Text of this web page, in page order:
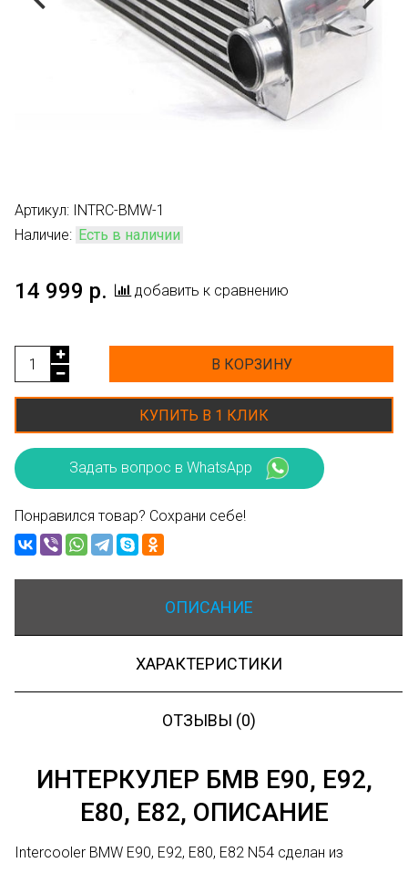
Артикул: INTRC-BMW-1
Наличие: Есть в наличии
14 999 р. добавить к сравнению
В КОРЗИНУ
КУПИТЬ В 1 КЛИК
Задать вопрос в WhatsApp
Понравился товар? Сохрани себе!
ОПИСАНИЕ
ХАРАКТЕРИСТИКИ
ОТЗЫВЫ (0)
ИНТЕРКУЛЕР БМВ Е90, Е92,
Е80, Е82, ОПИСАНИЕ
Intercooler BMW E90, E92, E80, E82 N54 сделан из